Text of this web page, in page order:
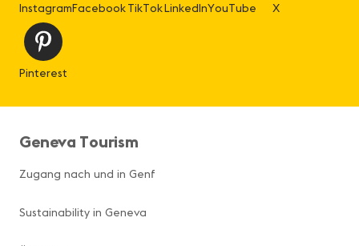
InstagramFacebookTikTokLinkedInYouTube X
Pinterest
Geneva Tourism
Zugang nach und in Genf
Sustainability in Geneva